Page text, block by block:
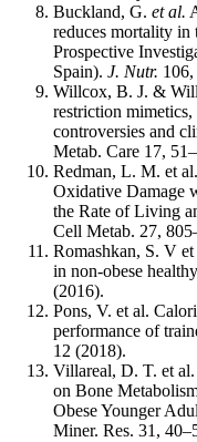
Buckland, G. et al.
reduces mortality in
Prospective
Spain). J. Nutr.
Willcox, B. J. &
restriction
controversies and
Metab. Care 17,
Redman, L. M. et
Oxidative Damage
the Rate of Living
Cell Metab. 27,
Romashkan, S. V
in non-obese
(2016).
Pons, V. et al.
performance of
12 (2018).
Villareal, D. T. et
on Bone
Obese Younger
Miner. Res. 31,